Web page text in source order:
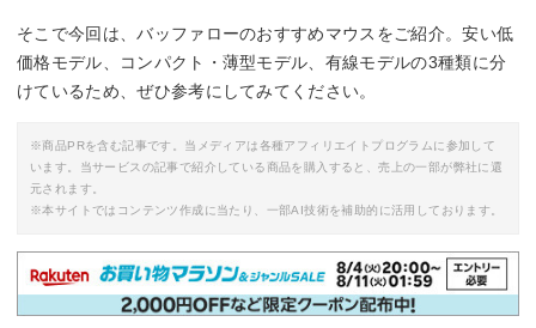
そこで今回は、バッファローのおすすめマウスをご紹介。安い低
価格モデル、コンパクト・薄型モデル、有線モデルの3種類に分
けているため、ぜひ参考にしてみてください。
※商品PRを含む記事です。当メディアは各種アフィリエイトプログラムに参加して
います。当サービスの記事で紹介している商品を購入すると、売上の一部が弊社に還
元されます。
※本サイトではコンテンツ作成に当たり、一部AI技術を補助的に活用しております。